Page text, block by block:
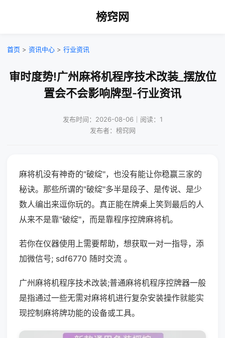
榜窍网
首页 > 资讯中心 > 行业资讯
审时度势!广州麻将机程序技术改装_摆放位
置会不会影响牌型-行业资讯
发布时间：2026-08-06｜阅读：1
发布者：榜窍网
麻将机没有神奇的"破绽"，也没有能让你稳赢三家的
秘诀。那些所谓的"破绽"多半是段子、是传说、是少
数人编出来逗你玩的。真正能在牌桌上笑到最后的人
从来不是靠"破绽"，而是靠程序控牌麻将机。
若你在仪器使用上需要帮助，想获取一对一指导，添
加微信号; sdf6770 随时交流 。
广州麻将机程序技术改装;普通麻将机程序控牌器一般
是指通过一些无需对麻将机进行复杂安装操作就能实
现控制麻将牌功能的设备或工具。